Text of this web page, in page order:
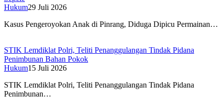
Hukum29 Juli 2026
Kasus Pengeroyokan Anak di Pinrang, Diduga Dipicu Permainan…
STIK Lemdiklat Polri, Teliti Penanggulangan Tindak Pidana
Penimbunan Bahan Pokok
Hukum15 Juli 2026
STIK Lemdiklat Polri, Teliti Penanggulangan Tindak Pidana
Penimbunan…